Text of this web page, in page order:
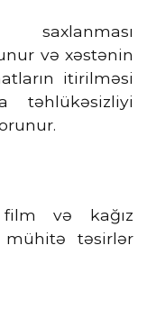
saxlanması
və xəstənin
itirilməsi
təhlükəsizliyi
film və kağız
mühitə təsirlər